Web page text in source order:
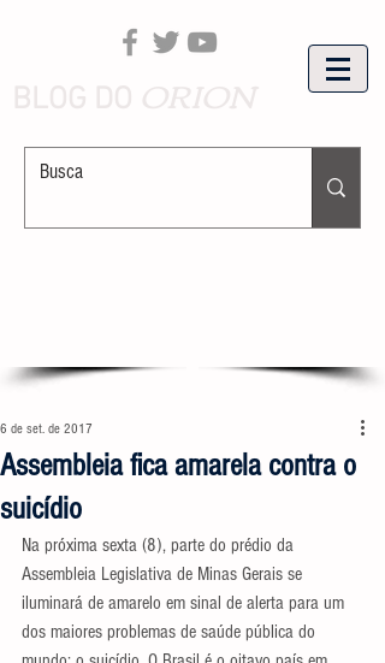
Assembleia fica amarela contra o
suicídio
6 de set. de 2017
Na próxima sexta (8), parte do prédio da
Assembleia Legislativa de Minas Gerais se
iluminará de amarelo em sinal de alerta para um
dos maiores problemas de saúde pública do